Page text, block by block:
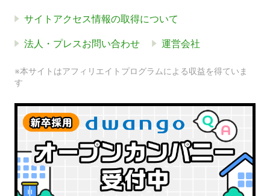
サイトアクセス情報の取得について
法人・プレスお問い合わせ 運営会社
※本サイトはアフィリエイトプログラムによる収益を得ていま
す